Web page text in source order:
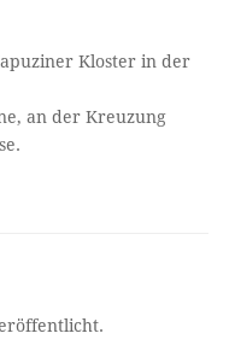
Kloster in der
an der Kreuzung